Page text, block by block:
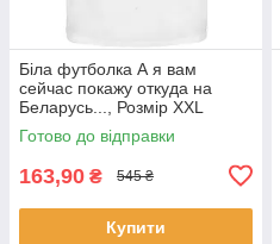
Біла футболка А я вам
сейчас покажу откуда на
Беларусь..., Розмір XXL
Готово до відправки
163,90 ₴ 545 ₴
Купити